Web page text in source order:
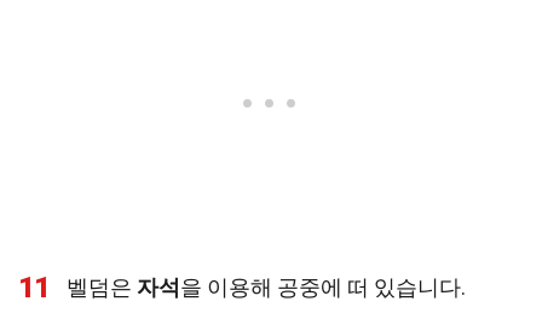
11 벨덤은 자석 을 이용해 공중에 떠 있습니다.